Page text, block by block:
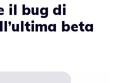
il bug di
beta